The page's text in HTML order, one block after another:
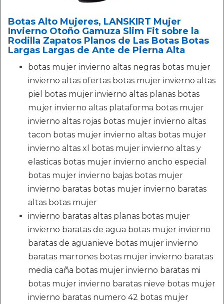
Botas Alto Mujeres, LANSKIRT Mujer
Invierno Otoño Gamuza Slim Fit sobre la
Rodilla Zapatos Planos de Las Botas Botas
Largas Largas de Ante de Pierna Alta
botas mujer invierno altas negras botas mujer
invierno altas ofertas botas mujer invierno altas
piel botas mujer invierno altas planas botas
mujer invierno altas plataforma botas mujer
invierno altas rojas botas mujer invierno altas
tacon botas mujer invierno altas botas mujer
invierno altas xl botas mujer invierno altas y
elasticas botas mujer invierno ancho especial
botas mujer invierno bajas botas mujer
invierno baratas botas mujer invierno baratas
altas botas mujer
invierno baratas altas planas botas mujer
invierno baratas de agua botas mujer invierno
baratas de aguanieve botas mujer invierno
baratas marrones botas mujer invierno baratas
media caña botas mujer invierno baratas mi
botas mujer invierno baratas nieve botas mujer
invierno baratas numero 42 botas mujer